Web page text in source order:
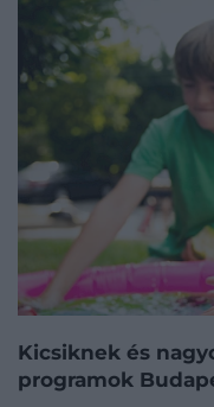
Kicsiknek és
programok